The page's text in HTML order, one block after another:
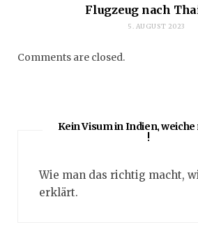
Flugzeug nach
5. AUGUST 2023
Comments are closed.
Kein Visum in Indien, weiche
!
Wie man das richtig macht,
erklärt.